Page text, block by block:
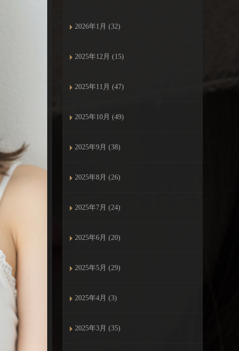
2026年1月 (32)
2025年12月 (15)
2025年11月 (47)
2025年10月 (49)
2025年9月 (38)
2025年8月 (26)
2025年7月 (24)
2025年6月 (20)
2025年5月 (29)
2025年4月 (3)
2025年3月 (35)